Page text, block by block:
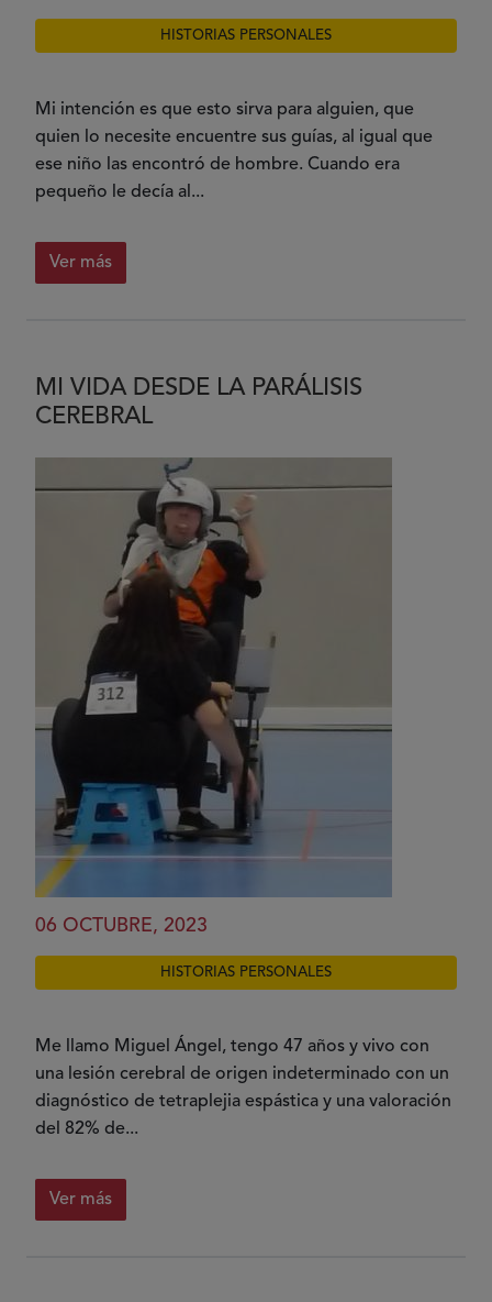
HISTORIAS PERSONALES
Mi intención es que esto sirva para alguien, que
quien lo necesite encuentre sus guías, al igual que
ese niño las encontró de hombre. Cuando era
pequeño le decía al...
Ver más
MI VIDA DESDE LA PARÁLISIS
CEREBRAL
06 OCTUBRE, 2023
HISTORIAS PERSONALES
Me llamo Miguel Ángel, tengo 47 años y vivo con
una lesión cerebral de origen indeterminado con un
diagnóstico de tetraplejia espástica y una valoración
del 82% de...
Ver más